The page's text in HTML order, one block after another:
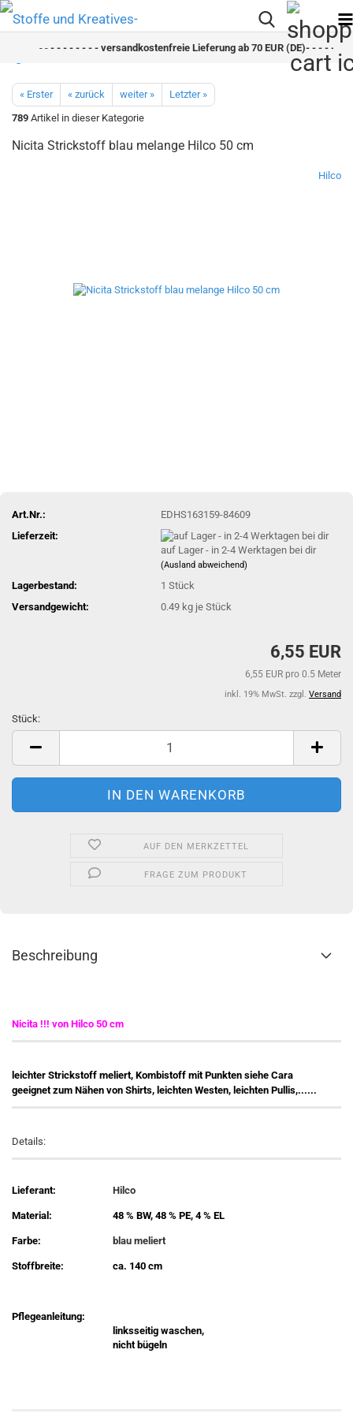
- - - - - - - - versandkostenfreie Lieferung ab 70 EUR (DE)- - - - - - -
« Erster « zurück weiter »
Letzter »
789 Artikel in dieser Kategorie
Nicita Strickstoff blau melange Hilco 50 cm
Hilco
Art.Nr.:
EDHS163159-84609
Lieferzeit:
auf Lager - in 2-4 Werktagen bei dir
(Ausland abweichend)
Lagerbestand: 1Stück
Versandgewicht:
0.49 kg je Stück
6,55 EUR
6,55 EUR pro 0.5 Meter
inkl. 19% MwSt. zzgl. Versand
Stück:
Stück
AUF DEN MERKZETTEL
FRAGE ZUM PRODUKT
Beschreibung
Nicita !!! von Hilco 50 cm
leichter Strickstoff meliert, Kombistoff mit Punkten siehe Cara
geeignet zum Nähen von Shirts, leichten Westen, leichten Pullis,......
Details:
Lieferant: Hilco
Material: 48 % BW, 48 % PE, 4 % EL
Farbe: blau meliert
Stoffbreite: ca. 140 cm
Pflegeanleitung:
linksseitig waschen,
nicht bügeln